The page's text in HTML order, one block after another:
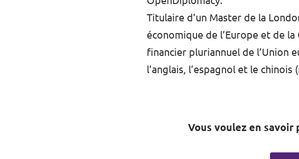
Titulaire d’un Master de la
économique de l’Europe et de
financier pluriannuel de l’Union
l’anglais, l’espagnol et le chinois
Vous voulez en savoir